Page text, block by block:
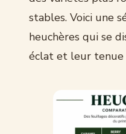
stables. Voici une
heuchères qui se
éclat et leur tenue